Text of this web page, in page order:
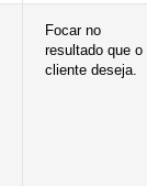
Focar no
resultado que o
cliente deseja.